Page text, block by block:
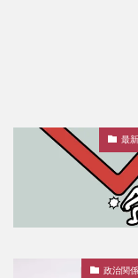
最
政治関